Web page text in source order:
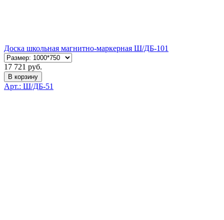
Доска школьная магнитно-маркерная Ш/ДБ-101
17 721 руб.
В корзину
Арт.: Ш/ДБ-51